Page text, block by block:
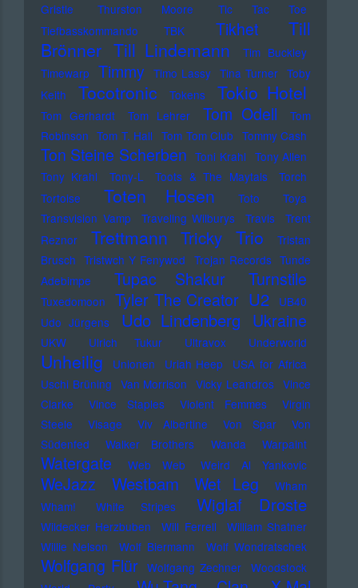
Gristle
Thurston Moore
Tic Tac Toe
Tiefbasskommando TBK
Tikhet
Till
Brönner Till Lindemann
Tim Buckley
Timewarp Timmy Timo Lassy Tina Turner Toby
Keith
Tocotronic Tokens Tokio Hotel
Tom Gerhardt Tom Lehrer Tom Odell
Tom
Robinson Tom T. Hall Tom Tom Club Tommy Cash
Ton Steine Scherben Toni Krahl Tony Allen
Tony Krahl
Tony-L Toots & The Maytals
Torch
Tortoise
Toten Hosen Toto
Toya
Transvision Vamp
Traveling Wilburys Travis
Trent
Reznor
Trettmann Tricky Trio
Tristan
Brusch Tristwch Y Fenywod Trojan Records Tunde
Adebimpe
Tupac Shakur Turnstile
Tuxedomoon Tyler The Creator U2
UB40
Udo Jürgens
Udo Lindenberg Ukraine
UKW Ulrich Tukur Ultravox Underworld
Unheilig Unionen Uriah Heep
USA for Africa
Uschi Brüning Van Morrison Vicky Leandros Vince
Clarke
Vince Staples Violent Femmes
Virgin
Steele
Visage Viv Albertine Von Spar
Von
Südenfed
Walker Brothers Wanda Warpaint
Watergate Web Web Weird Al Yankovic
WeJazz Westbam Wet Leg
Wham
Wham!
White Stripes Wiglaf Droste
Wildecker Herzbuben Will Ferrell
William Shatner
Willie Nelson
Wolf Biermann Wolf Wondratschek
Wolfgang Flür Wolfgang Zechner
Woodstock